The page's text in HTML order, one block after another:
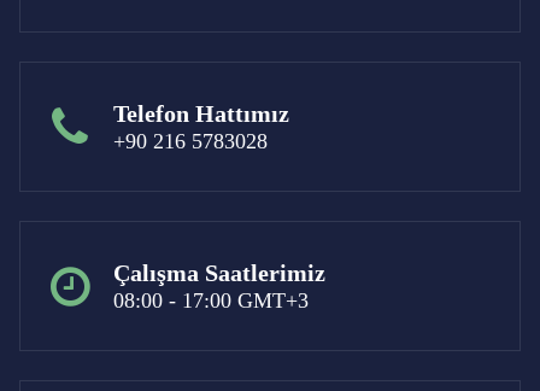
Telefon Hattımız
+90 216 5783028
Çalışma Saatlerimiz
08:00 - 17:00 GMT+3